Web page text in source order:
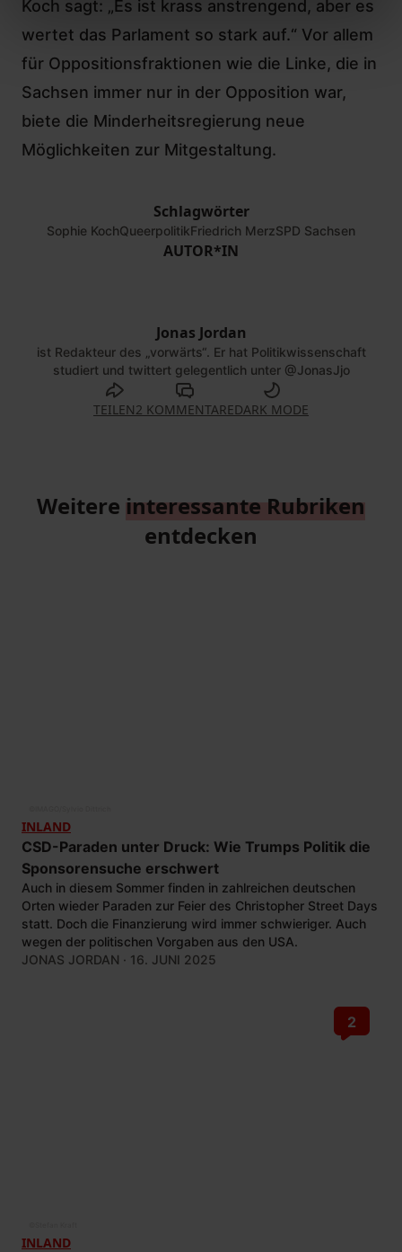
Koch sagt: „Es ist krass anstrengend, aber es
wertet das Parlament so stark auf.“ Vor allem
für Oppositionsfraktionen wie die Linke, die in
Sachsen immer nur in der Opposition war,
biete die Minderheitsregierung neue
Möglichkeiten zur Mitgestaltung.
Schlagwörter
Sophie KochQueerpolitikFriedrich MerzSPD Sachsen
AUTOR*IN
Jonas Jordan
ist Redakteur des „vorwärts“. Er hat Politikwissenschaft
studiert und twittert gelegentlich unter @JonasJjo
TEILEN2 KOMMENTAREDARK MODE
Weitere interessante Rubriken
entdecken
INLAND
CSD-Paraden unter Druck: Wie Trumps Politik die
Sponsorensuche erschwert
Auch in diesem Sommer finden in zahlreichen deutschen
Orten wieder Paraden zur Feier des Christopher Street Days
statt. Doch die Finanzierung wird immer schwieriger. Auch
wegen der politischen Vorgaben aus den USA.
JONAS JORDAN · 16. JUNI 2025
2
INLAND